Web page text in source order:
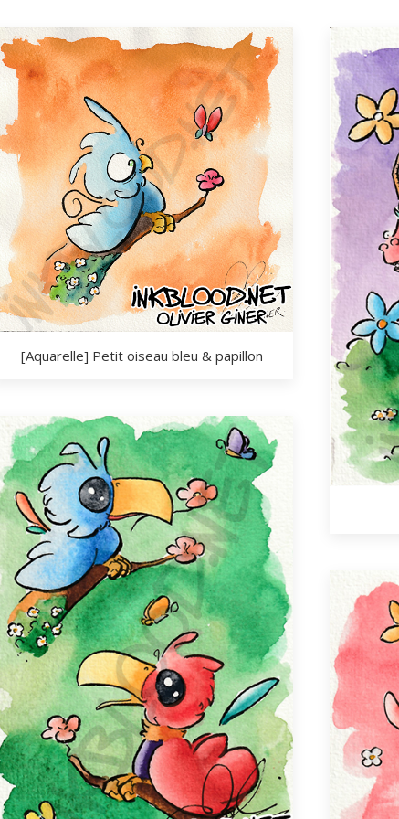
[Aquarelle] Petit oiseau bleu & papillon